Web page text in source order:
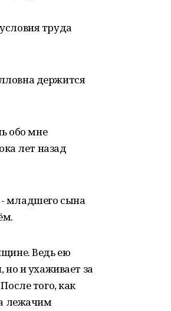
труда
держится
обо мне
лет назад
младшего сына
Ведь ею
но и ухаживает за
того, как
лежачим